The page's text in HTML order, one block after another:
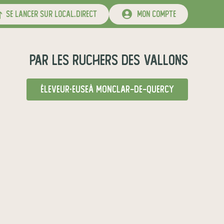
se lancer sur local.direct mon compte
par Les Ruchers des Vallons
éleveur·euseà Monclar-de-Quercy